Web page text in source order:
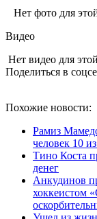
Нет фото для
Видео
Нет видео для
Поделиться в
Похожие новости:
Рамиз
человек 10
Тино Коста
денег
Анкудинов
хоккеистом